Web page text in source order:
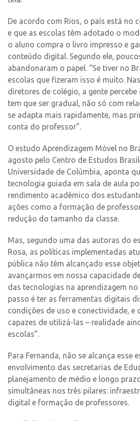
De acordo com Rios, o país está no
e que as escolas têm adotado o
o aluno compra o livro impresso e
conteúdo digital. Segundo ele,
abandonaram o papel. “Se tiver no
escolas que fizeram isso é muito.
diretores de colégio, a gente percebe
tem que ser gradual, não só com
se adapta mais rapidamente, mas
conta do professor”.
O estudo Aprendizagem Móvel no
agosto pelo Centro de Estudos
Universidade de Colúmbia, aponta
tecnologia guiada em sala de aula
rendimento acadêmico dos
ações como a formação de
redução do tamanho da classe.
Mas, segundo uma das autoras do
Rosa, as políticas implementadas
pública não têm alcançado esse
avançarmos em nossa capacidade
das tecnologias na aprendizagem
passo é ter as ferramentas digitais
condições de uso e conectividade, e
capazes de utilizá-las – realidade
escolas”.
Para Fernanda, não se alcança esse
envolvimento das secretarias de
planejamento de médio e longo
simultâneas nos três pilares:
digital e formação de professores.